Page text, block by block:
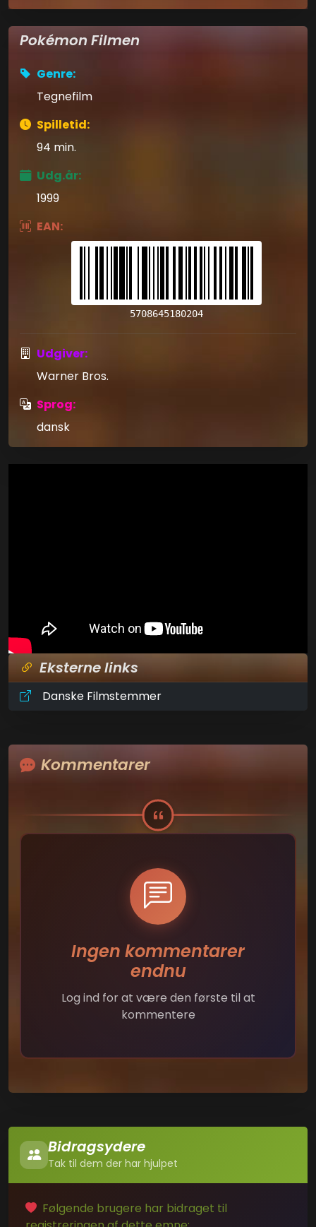
Pokémon Filmen
Genre:
Tegnefilm
Spilletid:
94 min.
Udg.år:
1999
EAN:
5708645180204
Udgiver:
Warner Bros.
Sprog:
dansk
Eksterne links
Danske Filmstemmer
Kommentarer
Ingen kommentarer
endnu
Log ind for at være den første til at
kommentere
Bidragsydere
Tak til dem der har hjulpet
Følgende brugere har bidraget til